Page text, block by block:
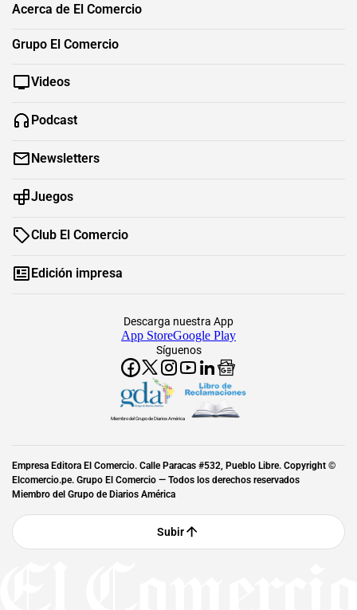
Acerca de El Comercio
Grupo El Comercio
Videos
Podcast
Newsletters
Juegos
Club El Comercio
Edición impresa
Síguenos
Descarga nuestra App
App StoreGoogle Play
Miembro del Grupo de Diarios América
Empresa Editora El Comercio. Calle Paracas #532, Pueblo Libre. Copyright ©
Elcomercio.pe. Grupo El Comercio — Todos los derechos reservados
Miembro del Grupo de Diarios América
Subir